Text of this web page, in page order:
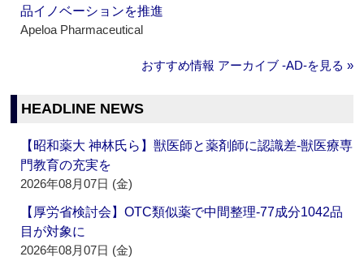
品イノベーションを推進
Apeloa Pharmaceutical
おすすめ情報 アーカイブ ‐AD‐を見る »
HEADLINE NEWS
【昭和薬大 神林氏ら】獣医師と薬剤師に認識差‐獣医療専
門教育の充実を
2026年08月07日 (金)
【厚労省検討会】OTC類似薬で中間整理‐77成分1042品
目が対象に
2026年08月07日 (金)